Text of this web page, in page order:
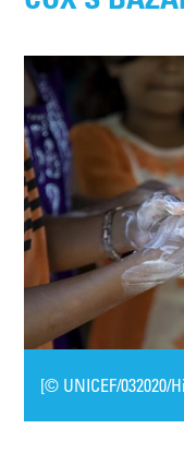
[© UNICEF/032020/